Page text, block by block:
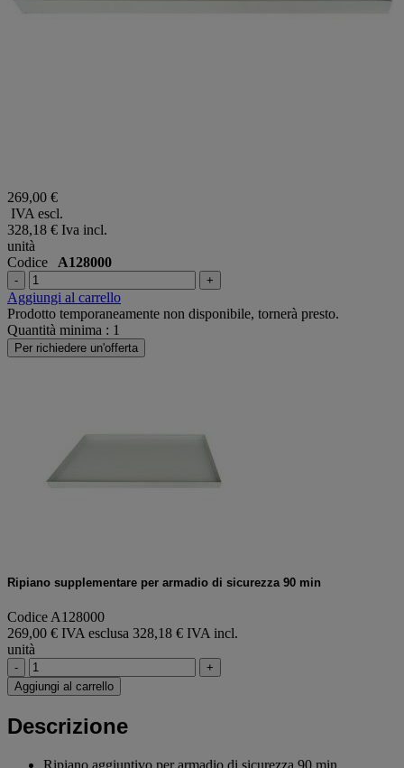
269,00 €
IVA escl.
328,18 € Iva incl.
unità
Codice A128000
- +
Aggiungi al carrello
Prodotto temporaneamente non disponibile, tornerà presto.
Quantità minima : 1
Per richiedere un'offerta
Ripiano supplementare per armadio di sicurezza 90 min
Codice A128000
269,00 € IVA esclusa 328,18 € IVA incl.
unità
-
+
Aggiungi al carrello
Descrizione
Ripiano aggiuntivo per armadio di sicurezza 90 min.